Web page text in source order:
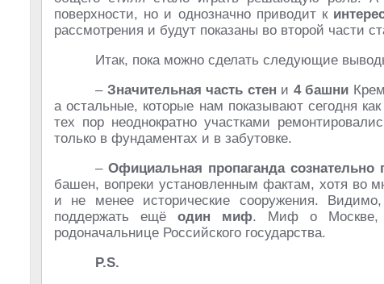
поверхности, но и однозначно приводит к
рассмотрения и будут показаны во второй части
Итак, пока можно сделать следующие
– Значительная часть стен и 4 башни
а остальные, которые нам показывают сегодня
тех пор неоднократно участками
только в фундаментах и в забутовке.
–Официальная пропаганда
башен, вопреки установленным фактам, хотя во
и не менее исторические сооружения.
поддержать ещё один миф. Миф о Москве,
родоначальнице Российского государства.
P.S.